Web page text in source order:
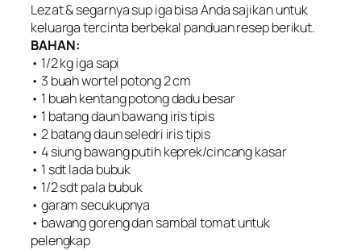
Lezat & segarnya sup iga bisa Anda sajikan untuk
keluarga tercinta berbekal panduan resep berikut.
BAHAN:
• 1/2 kg iga sapi
• 3 buah wortel potong 2 cm
• 1 buah kentang potong dadu besar
• 1 batang daun bawang iris tipis
• 2 batang daun seledri iris tipis
• 4 siung bawang putih keprek/cincang kasar
• 1 sdt lada bubuk
• 1/2 sdt pala bubuk
• garam secukupnya
• bawang goreng dan sambal tomat untuk
pelengkap